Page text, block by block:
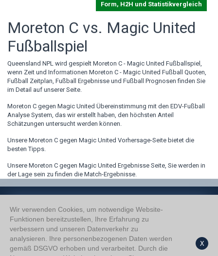
Form, H2H und Statistikvergleich
Moreton C vs. Magic United
Fußballspiel
Queensland NPL wird gespielt Moreton C - Magic United Fußballspiel,
wenn Zeit und Informationen Moreton C - Magic United Fußball Quoten,
Fußball Zeitplan, Fußball Ergebnisse und Fußball Prognosen finden Sie
im Detail auf unserer Seite.
Moreton C gegen Magic United Übereinstimmung mit den EDV-Fußball
Analyse System, das wir erstellt haben, den höchsten Anteil
Schätzungen untersucht werden können.
Unsere Moreton C gegen Magic United Vorhersage-Seite bietet die
besten Tipps.
Unsere Moreton C gegen Magic United Ergebnisse Seite, Sie werden in
der Lage sein zu finden die Match-Ergebnisse.
Wir Über Uns
Datenschutzerklärung
Wir verwenden Cookies, um notwendige Website-
Funktionen bereitzustellen, Ihre Erfahrung zu
verbessern und unseren Datenverkehr zu
analysieren. Ihre personenbezogenen Daten werden
gemäß DSGVO erhoben und verarbeitet. Durch die
X